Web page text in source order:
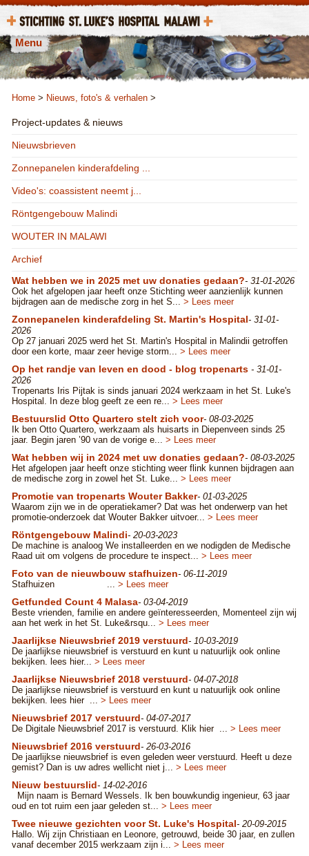
Menu
Home > Nieuws, foto's & verhalen >
Project-updates & nieuws
Nieuwsbrieven
Zonnepanelen kinderafdeling ...
Video's: coassistent neemt j...
Röntgengebouw Malindi
WOUTER IN MALAWI
Archief
Wat hebben we in 2025 met uw donaties gedaan?- 31-01-2026
​Ook het afgelopen jaar heeft onze Stichting weer aanzienlijk kunnen
bijdragen aan de medische zorg in het S... > Lees meer
Zonnepanelen kinderafdeling St. Martin's Hospital- 31-01-
2026
Op 27 januari 2025 werd het St. Martin's Hospital in Malindii getroffen
door een korte, maar zeer hevige storm... > Lees meer
Op het randje van leven en dood - blog tropenarts - 31-01-
2026
Tropenarts Iris Pijtak is sinds januari 2024 werkzaam in het St. Luke's
Hospital. In deze blog geeft ze een re... > Lees meer
Bestuurslid Otto Quartero stelt zich voor- 08-03-2025
Ik ben Otto Quartero, werkzaam als huisarts in Diepenveen sinds 25
jaar. Begin jaren ’90 van de vorige e... > Lees meer
Wat hebben wij in 2024 met uw donaties gedaan?- 08-03-2025
Het afgelopen jaar heeft onze stichting weer flink kunnen bijdragen aan
de medische zorg in zowel het St. Luke... > Lees meer
Promotie van tropenarts Wouter Bakker- 01-03-2025
Waarom zijn we in de operatiekamer? Dat was het onderwerp van het
promotie-onderzoek dat Wouter Bakker uitvoer... > Lees meer
Röntgengebouw Malindi- 20-03-2023
De machine is analoog We installeerden en we nodigden de Medische
Raad uit om volgens de procedure te inspect... > Lees meer
Foto van de nieuwbouw stafhuizen- 06-11-2019
Stafhuizen ... > Lees meer
Getfunded Count 4 Malasa- 03-04-2019
Beste vrienden, familie en andere geïnteresseerden, Momenteel zijn wij
aan het werk in het St. Luke&rsqu... > Lees meer
Jaarlijkse Nieuwsbrief 2019 verstuurd- 10-03-2019
De jaarlijkse nieuwsbrief is verstuurd en kunt u natuurlijk ook online
bekijken. lees hier... > Lees meer
Jaarlijkse Nieuwsbrief 2018 verstuurd- 04-07-2018
De jaarlijkse nieuwsbrief is verstuurd en kunt u natuurlijk ook online
bekijken. lees hier ... > Lees meer
Nieuwsbrief 2017 verstuurd- 04-07-2017
De Digitale Nieuwsbrief 2017 is verstuurd. Klik hier ... > Lees meer
Nieuwsbrief 2016 verstuurd- 26-03-2016
De jaarlijkse nieuwsbrief is even geleden weer verstuurd. Heeft u deze
gemist? Dan is uw adres wellicht niet j... > Lees meer
Nieuw bestuurslid- 14-02-2016
Mijn naam is Bernard Wessels. Ik ben bouwkundig ingenieur, 63 jaar
oud en tot ruim een jaar geleden st... > Lees meer
Twee nieuwe gezichten voor St. Luke's Hospital- 20-09-2015
Hallo. Wij zijn Christiaan en Leonore, getrouwd, beide 30 jaar, en zullen
vanaf december 2015 werkzaam zijn i... > Lees meer